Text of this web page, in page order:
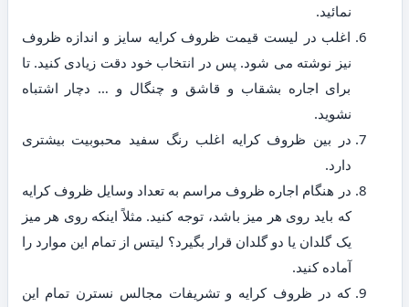
نمائید.
اغلب در لیست قیمت ظروف کرایه سایز و اندازه ظروف
نیز نوشته می شود. پس در انتخاب خود دقت زیادی کنید. تا
برای اجاره بشقاب و قاشق و چنگال و … دچار اشتباه
نشوید.
در بین ظروف کرایه اغلب رنگ سفید محبوبیت بیشتری
دارد.
در هنگام اجاره ظروف مراسم به تعداد وسایل ظروف کرایه
که باید روی هر میز باشد، توجه کنید. مثلاً اینکه روی هر میز
یک گلدان یا دو گلدان قرار بگیرد؟ لیتس از تمام این موارد را
آماده کنید.
که در ظروف کرایه و تشریفات مجالس نسترن تمام این